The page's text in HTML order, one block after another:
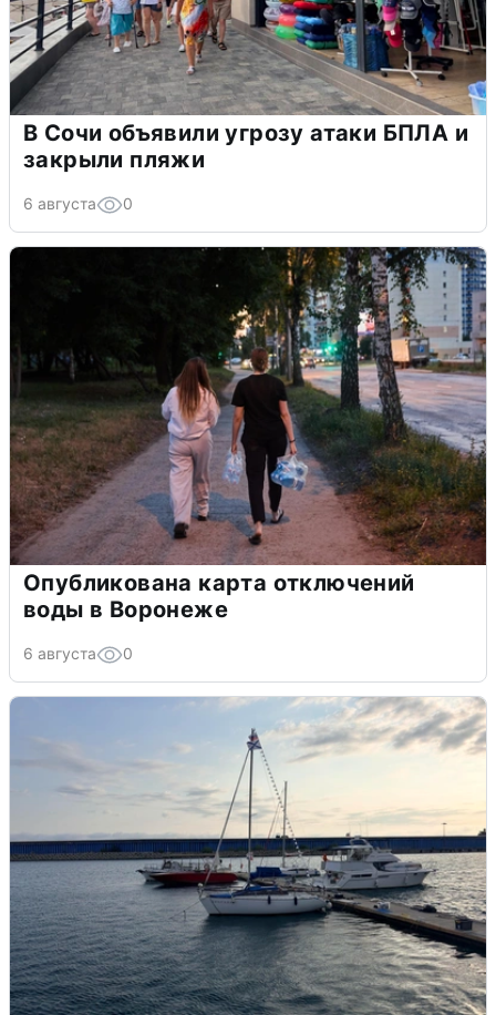
В Сочи объявили угрозу атаки БПЛА и
закрыли пляжи
6 августа 0
Опубликована карта отключений
воды в Воронеже
6 августа 0